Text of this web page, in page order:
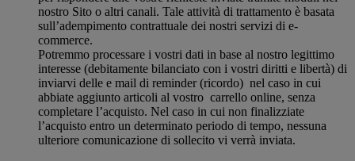
nostro Sito o altri canali. Tale attività di trattamento è basata
sull’adempimento contrattuale dei nostri servizi di e-
commerce.
Potremmo processare i vostri dati in base al nostro legittimo
interesse (debitamente bilanciato con i vostri diritti e libertà) di
inviarvi delle e mail di reminder (ricordo) nel caso in cui
abbiate aggiunto articoli al vostro carrello online, senza
completare l’acquisto. Nel caso in cui non finalizziate
l’acquisto entro un determinato periodo di tempo, nessuna
ulteriore comunicazione di sollecito vi verrà inviata.